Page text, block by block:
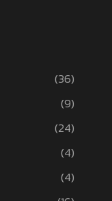
(36)
(9)
(24)
(4)
(4)